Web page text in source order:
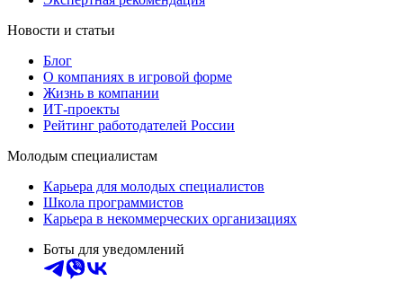
Новости и статьи
Блог
О компаниях в игровой форме
Жизнь в компании
ИТ-проекты
Рейтинг работодателей России
Молодым специалистам
Карьера для молодых специалистов
Школа программистов
Карьера в некоммерческих организациях
Боты для уведомлений